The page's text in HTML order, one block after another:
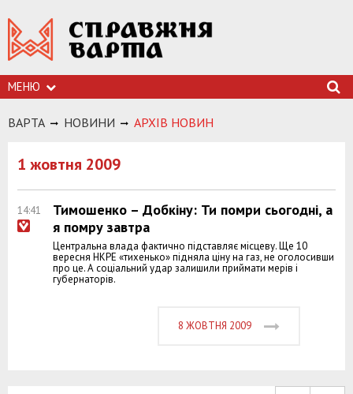
МЕНЮ
ВАРТА НОВИНИ АРХIВ НОВИН
1 жовтня 2009
14:41
Тимошенко – Добкіну: Ти помри сьогодні, а
я помру завтра
Центральна влада фактично підставляє місцеву. Ще 10
вересня НКРЕ «тихенько» підняла ціну на газ, не оголосивши
про це. А соціальний удар залишили приймати мерів і
губернаторів.
8 ЖОВТНЯ 2009